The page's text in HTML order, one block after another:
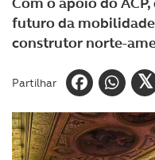
futuro da
construtor norte-
Partilhar